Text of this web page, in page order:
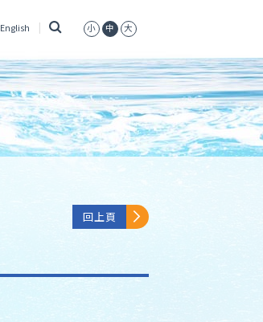
English 小 中 大
回上頁